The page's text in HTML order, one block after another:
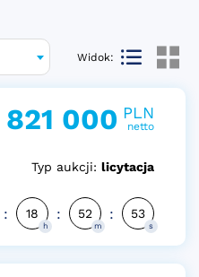
Widok:
821 000 PLN
netto
Typ aukcji: licytacja
: 18
h
: 52
m
: 52
s